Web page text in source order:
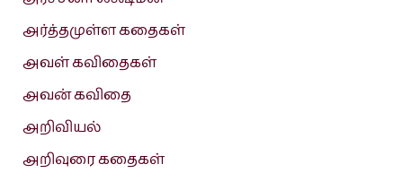
அர்த்தமுள்ள கதைகள்
அவள் கவிதைகள்
அவன் கவிதை
அறிவியல்
அறிவுரை கதைகள்